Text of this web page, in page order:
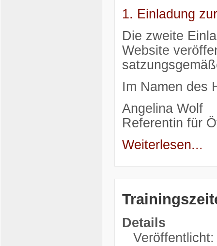
1. Einladung
Die zweite
Website
Im Namen des
Angelina Wolf
Referentin für
Weiterlesen...
Details